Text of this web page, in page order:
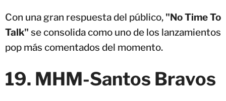
Con una gran respuesta del público, "No Time To
Talk" se consolida como uno de los lanzamientos
pop más comentados del momento.
19. MHM-Santos Bravos